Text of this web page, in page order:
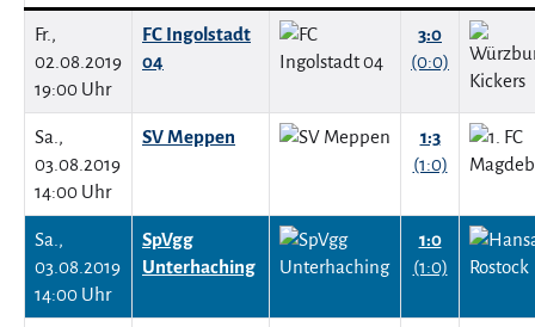
Fr.,
02.08.2019
19:00 Uhr
FC Ingolstadt
04
3:0
(0:0)
Sa.,
03.08.2019
14:00 Uhr
SV Meppen
1:3
(1:0)
Sa.,
03.08.2019
14:00 Uhr
SpVgg
Unterhaching
1:0
(1:0)